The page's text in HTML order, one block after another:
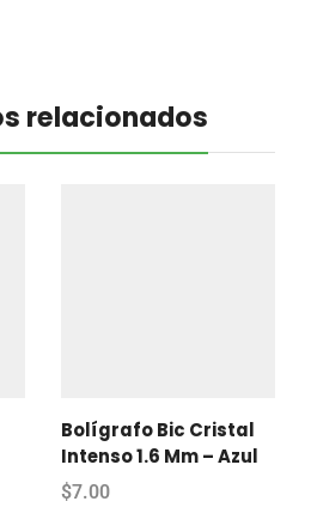
relacionados
Bolígrafo Bic Cristal
Intenso 1.6 Mm – Azul
$7.00